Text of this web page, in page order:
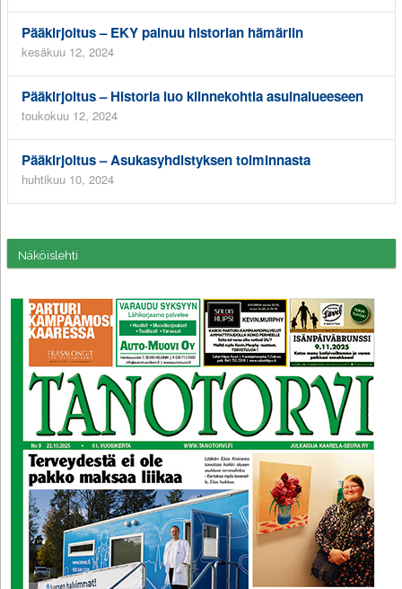
Pääkirjoitus – EKY painuu historian hämäriin
kesäkuu 12, 2024
Pääkirjoitus – Historia luo kiinnekohtia asuinalueeseen
toukokuu 12, 2024
Pääkirjoitus – Asukasyhdistyksen toiminnasta
huhtikuu 10, 2024
Näköislehti